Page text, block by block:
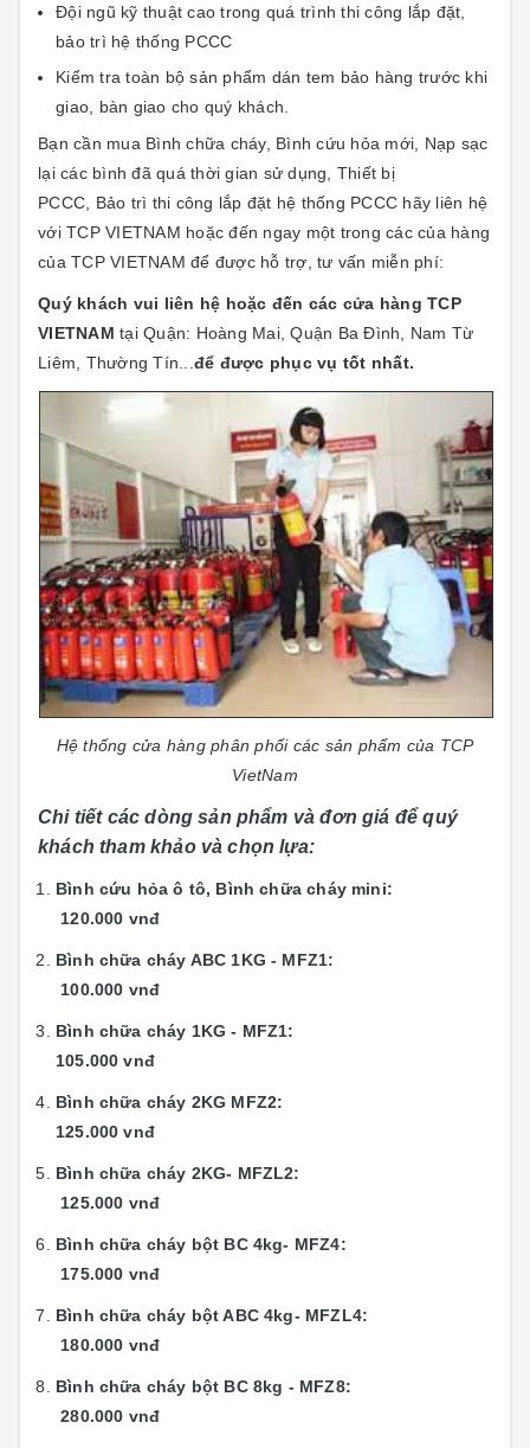
Đội ngũ kỹ thuật cao trong quá trình thi công lắp đặt,
bảo trì hệ thống PCCC
Kiểm tra toàn bộ sản phẩm dán tem bảo hàng trước khi
giao, bàn giao cho quý khách.
Bạn cần mua Bình chữa cháy, Bình cứu hỏa mới, Nạp sạc
lại các bình đã quá thời gian sử dụng, Thiết bị
PCCC, Bảo trì thi công lắp đặt hệ thống PCCC hãy liên hệ
với TCP VIETNAM hoặc đến ngay một trong các của hàng
của TCP VIETNAM để được hỗ trợ, tư vấn miễn phí:
Quý khách vui liên hệ hoặc đến các cửa hàng TCP
VIETNAM tại Quận: Hoàng Mai, Quận Ba Đình, Nam Từ
Liêm, Thường Tín... để được phục vụ tốt nhất.
Hệ thống cửa hàng phân phối các sản phẩm của TCP
VietNam
Chi tiết các dòng sản phẩm và đơn giá để quý
khách tham khảo và chọn lựa:
Bình cứu hỏa ô tô, Bình chữa cháy mini:
120.000 vnđ
Bình chữa cháy ABC 1KG - MFZ1:
100.000 vnđ
Bình chữa cháy 1KG - MFZ1:
105.000 vnđ
Bình chữa cháy 2KG MFZ2:
125.000 vnđ
Bình chữa cháy 2KG- MFZL2:
125.000 vnđ
Bình chữa cháy bột BC 4kg- MFZ4:
175.000 vnđ
Bình chữa cháy bột ABC 4kg- MFZL4:
180.000 vnđ
Bình chữa cháy bột BC 8kg - MFZ8:
280.000 vnđ